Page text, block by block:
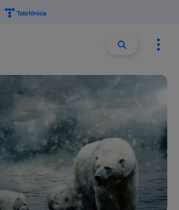
Buscar